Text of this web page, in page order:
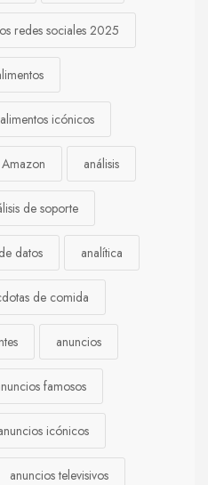
redes sociales 2025
alimentos icónicos
Amazon análisis
de soporte
datos analítica
de comida
anuncios
famosos
icónicos
anuncios televisivos